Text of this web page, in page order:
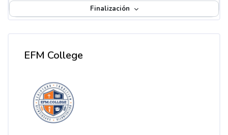
Finalización
EFM College